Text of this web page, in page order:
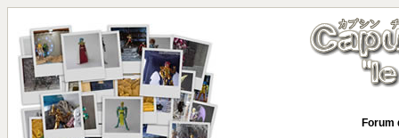
Forum